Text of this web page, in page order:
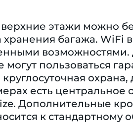
этажи можно
хранения багажа. WiFi
возможностями.
пользоваться
охрана,
есть центральное
Дополнительные
к стандартному